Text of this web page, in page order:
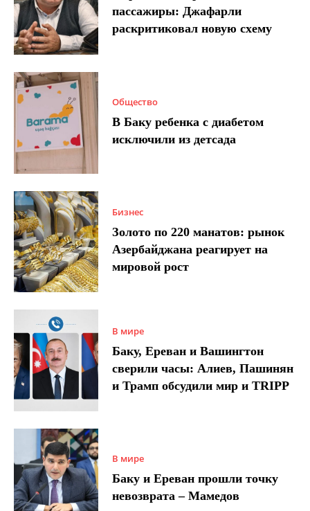
пассажиры: Джафарли
раскритиковал новую схему
Общество
В Баку ребенка с диабетом
исключили из детсада
Бизнес
Золото по 220 манатов: рынок
Азербайджана реагирует на
мировой рост
В мире
Баку, Ереван и Вашингтон
сверили часы: Алиев, Пашинян
и Трамп обсудили мир и TRIPP
В мире
Баку и Ереван прошли точку
невозврата – Мамедов